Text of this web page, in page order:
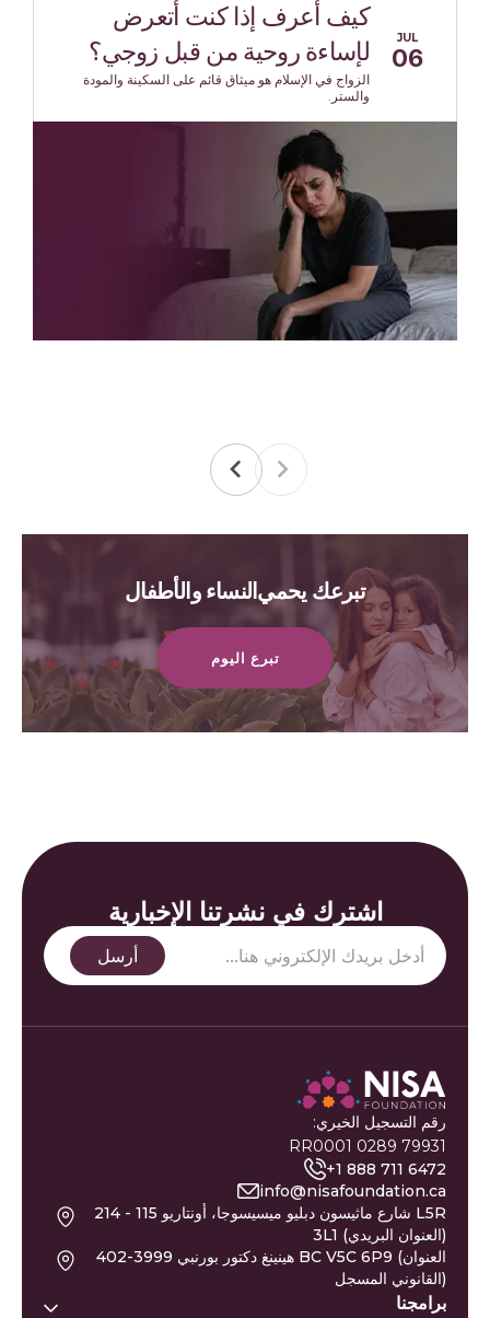
06
كيف أعرف إذا كنت أتعرض
لإساءة روحية من قبل زوجي؟
الزواج في الإسلام هو ميثاق قائم على السكينة والمودة
والستر.
تبرعك يحمي النساء والأطفال
تبرع اليوم
اشترك في نشرتنا الإخبارية
رقم التسجيل الخيري:
79931 0289 RR0001
+1 888 711 6472
info@nisafoundation.ca
214 - 115 شارع ماثيسون دبليو ميسيسوجا، أونتاريو L5R
402-3999 هينينغ دكتور بورنبي BC V5C 6P9 (العنوان
برامجنا